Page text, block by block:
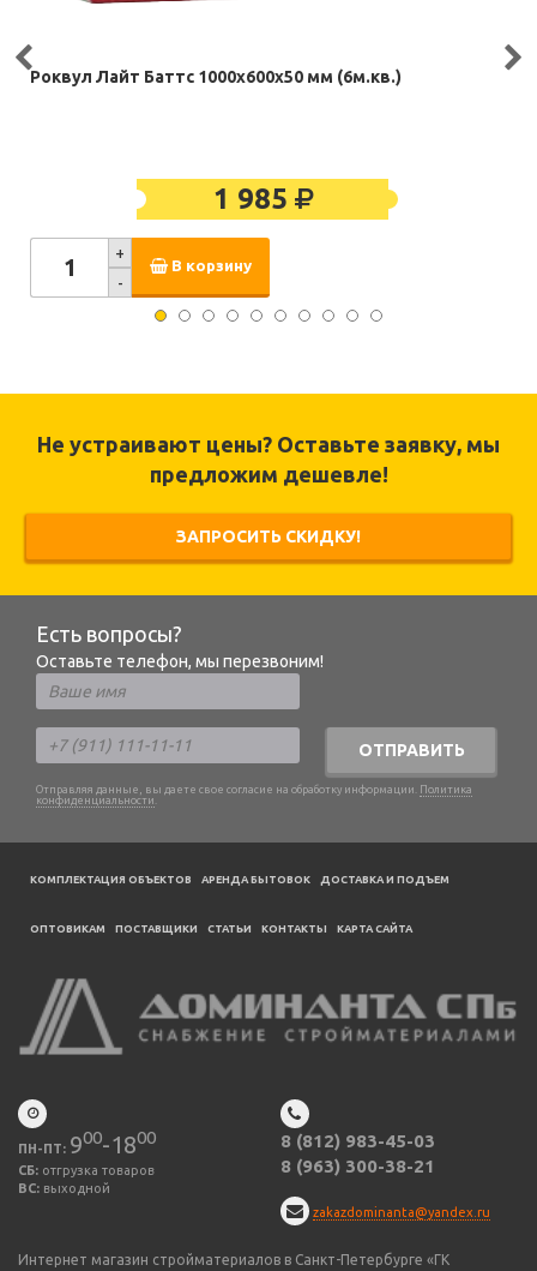
Роквул Лайт Баттс 1000х600х50 мм (6м.кв.)
1 985
+
-
В корзину
Не устраивают цены? Оставьте заявку, мы
предложим дешевле!
ЗАПРОСИТЬ СКИДКУ!
Есть вопросы?
Оставьте телефон, мы перезвоним!
ОТПРАВИТЬ
Отправляя данные, вы даете свое согласие на обработку информации. Политика
конфиденциальности .
КОМПЛЕКТАЦИЯ ОБЪЕКТОВ АРЕНДА БЫТОВОК ДОСТАВКА И ПОДЪЕМ
ОПТОВИКАМ ПОСТАВЩИКИ CТАТЬИ КОНТАКТЫ КАРТА САЙТА
ПН-ПТ: 900-1800
СБ: отгрузка товаров
ВС: выходной
8 (812) 983-45-03
8 (963) 300-38-21
zakazdominanta@yandex.ru
Интернет магазин стройматериалов в Санкт-Петербурге «ГК